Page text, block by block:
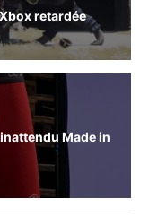
retardée
Made in